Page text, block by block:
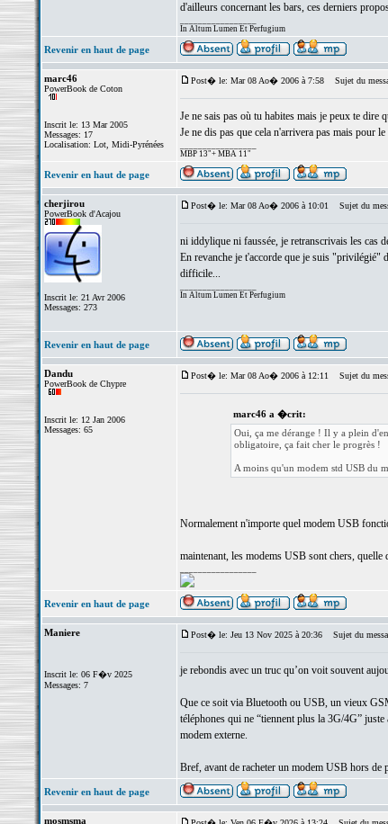
d'ailleurs concernant les bars, ces derniers
In Altum Lumen Et Perfugium
Revenir en haut de page
marc46
PowerBook de Coton
Inscrit le: 13 Mar 2005
Messages: 17
Localisation: Lot, Midi-Pyrénées
Post� le: Mar 08 Ao� 2006 à 7:58 Sujet du
Je ne sais pas où tu habites mais je peux te dire
Je ne dis pas que cela n'arrivera pas mais pour
MBP 13"+ MBA 11"
Revenir en haut de page
cherjirou
PowerBook d'Acajou
Inscrit le: 21 Avr 2006
Messages: 273
Post� le: Mar 08 Ao� 2006 à 10:01 Sujet du
ni iddylique ni faussée, je retranscrivais les cas
En revanche je t'accorde que je suis "privilégié"
difficile...
In Altum Lumen Et Perfugium
Revenir en haut de page
Dandu
PowerBook de Chypre
Inscrit le: 12 Jan 2006
Messages: 65
Post� le: Mar 08 Ao� 2006 à 12:11 Sujet du
marc46 a �crit:
Oui, ça me dérange ! Il y a plein
obligatoire, ça fait cher le progrès !
A moins qu'un modem std USB du
Normalement n'importe quel modem USB
maintenant, les modems USB sont chers, quelle
Revenir en haut de page
Maniere
Inscrit le: 06 F�v 2025
Messages: 7
Post� le: Jeu 13 Nov 2025 à 20:36 Sujet du
je rebondis avec un truc qu’on voit souvent
Que ce soit via Bluetooth ou USB, un vieux
téléphones qui ne “tiennent plus la 3G/4G”
modem externe.
Bref, avant de racheter un modem USB hors de
Revenir en haut de page
mosmsma